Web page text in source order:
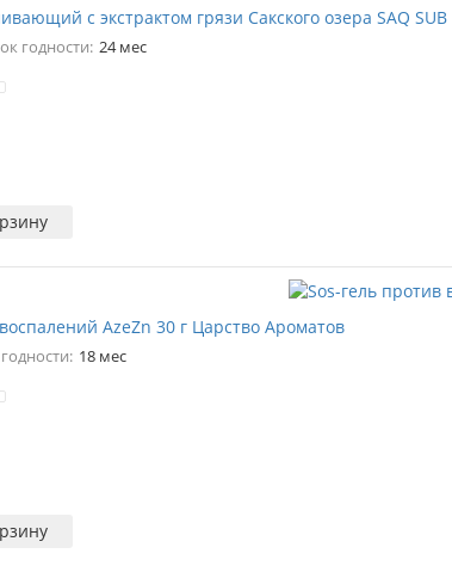
с экстрактом грязи Сакского озера SAQ
годности: 24 мес
AzeZn 30 г Царство Ароматов
18 мес